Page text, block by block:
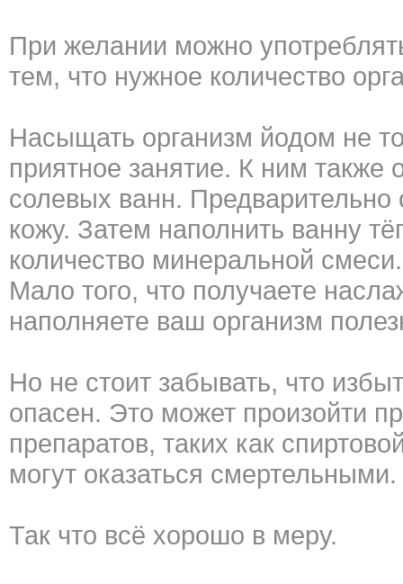
При желании можно
тем, что нужное количество
Насыщать организм йодом не
приятное занятие. К ним также
солевых ванн. Предварительно
кожу. Затем наполнить ванну
количество минеральной
Мало того, что получаете
наполняете ваш организм
Но не стоит забывать, что
опасен. Это может произойти
препаратов, таких как
могут оказаться смертельными.
Так что всё хорошо в меру.